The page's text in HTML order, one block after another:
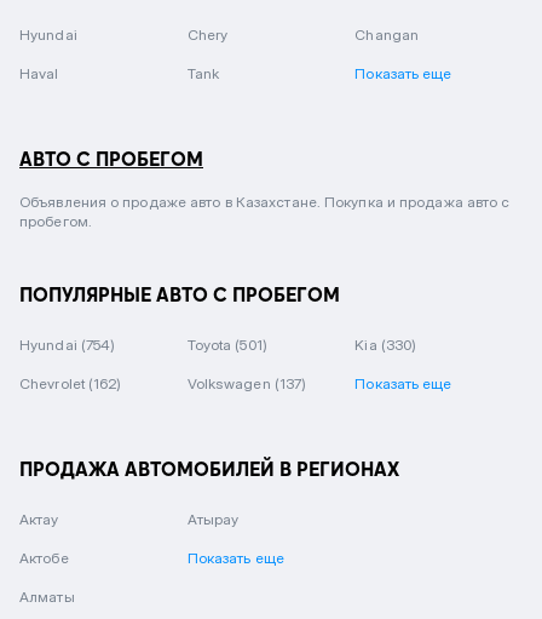
Hyundai Chery Changan
Haval Tank Показать еще
АВТО С ПРОБЕГОМ
Объявления о продаже авто в Казахстане. Покупка и продажа авто с
пробегом.
ПОПУЛЯРНЫЕ АВТО С ПРОБЕГОМ
Hyundai (754) Toyota (501) Kia (330)
Chevrolet (162) Volkswagen (137) Показать еще
ПРОДАЖА АВТОМОБИЛЕЙ В РЕГИОНАХ
Актау
Актобе
Алматы
Атырау
Показать еще